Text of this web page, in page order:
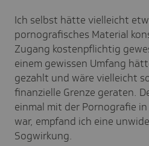
Ich selbst hätte vielleicht
pornografisches Material
Zugang kostenpflichtig
einem gewissen Umfang
gezahlt und wäre vielleicht
finanzielle Grenze geraten.
einmal mit der Pornografie
war, empfand ich eine
Sogwirkung.